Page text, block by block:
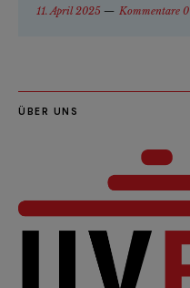
11. April 2025
Kommentare 0
ÜBER UNS